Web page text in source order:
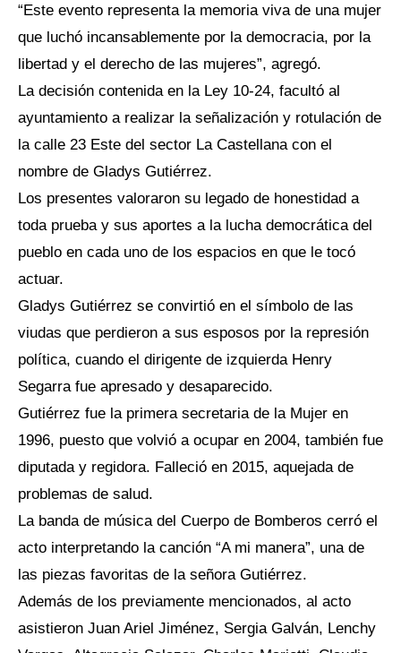
“Este evento representa la memoria viva de una mujer
que luchó incansablemente por la democracia, por la
libertad y el derecho de las mujeres”, agregó.
La decisión contenida en la Ley 10-24, facultó al
ayuntamiento a realizar la señalización y rotulación de
la calle 23 Este del sector La Castellana con el
nombre de Gladys Gutiérrez.
Los presentes valoraron su legado de honestidad a
toda prueba y sus aportes a la lucha democrática del
pueblo en cada uno de los espacios en que le tocó
actuar.
Gladys Gutiérrez se convirtió en el símbolo de las
viudas que perdieron a sus esposos por la represión
política, cuando el dirigente de izquierda Henry
Segarra fue apresado y desaparecido.
Gutiérrez fue la primera secretaria de la Mujer en
1996, puesto que volvió a ocupar en 2004, también fue
diputada y regidora. Falleció en 2015, aquejada de
problemas de salud.
La banda de música del Cuerpo de Bomberos cerró el
acto interpretando la canción “A mi manera”, una de
las piezas favoritas de la señora Gutiérrez.
Además de los previamente mencionados, al acto
asistieron Juan Ariel Jiménez, Sergia Galván, Lenchy